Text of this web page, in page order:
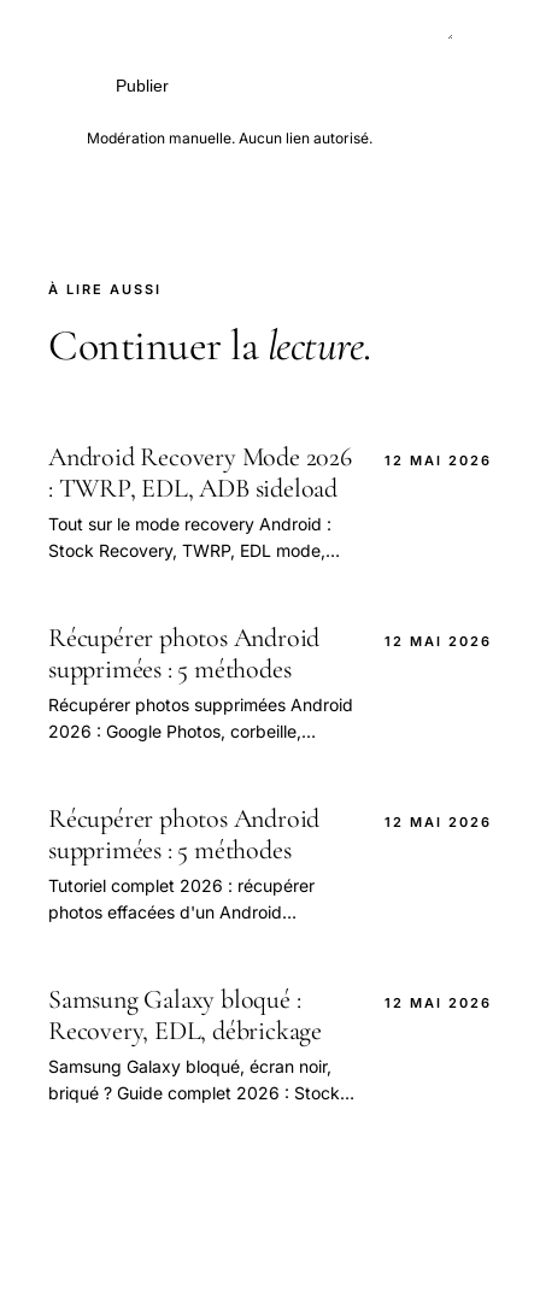
Publier
Modération manuelle. Aucun lien autorisé.
À LIRE AUSSI
Continuer la lecture.
Android Recovery Mode 2026
: TWRP, EDL, ADB sideload
Tout sur le mode recovery Android :
Stock Recovery, TWRP, EDL mode,
bootloader.
12 MAI 2026
Récupérer photos Android
supprimées : 5 méthodes
Récupérer photos supprimées Android
2026 : Google Photos, corbeille,
12 MAI 2026
Récupérer photos Android
supprimées : 5 méthodes
Tutoriel complet 2026 : récupérer
photos effacées d'un Android
Files), payantes.
12 MAI 2026
Samsung Galaxy bloqué :
Recovery, EDL, débrickage
Samsung Galaxy bloqué, écran noir,
briqué ? Guide complet 2026 : Stock
12 MAI 2026